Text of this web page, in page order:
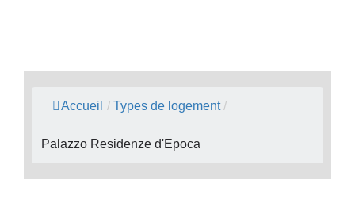
Accueil / Types de logement /
Palazzo Residenze d'Epoca